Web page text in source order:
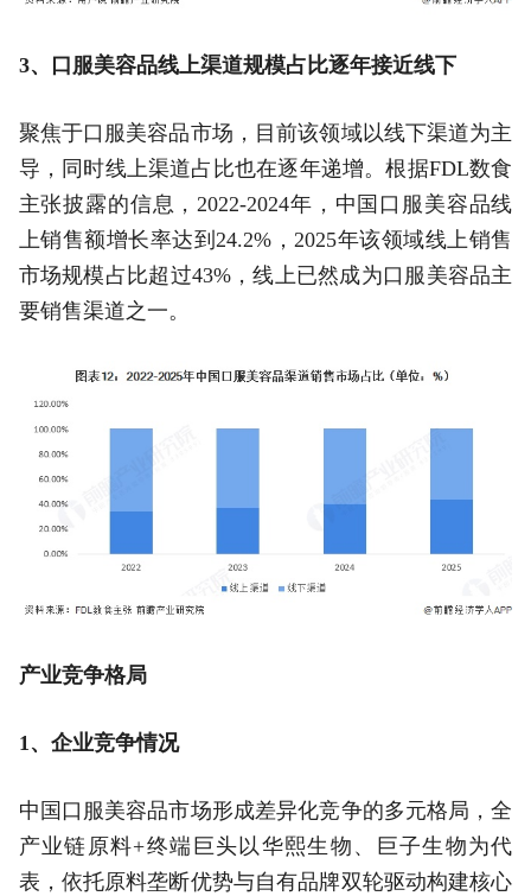
3、口服美容品线上渠道规模占比逐年接近线下
聚焦于口服美容品市场，目前该领域以线下渠道为主
导，同时线上渠道占比也在逐年递增。根据FDL数食
主张披露的信息，2022-2024年，中国口服美容品线
上销售额增长率达到24.2%，2025年该领域线上销售
市场规模占比超过43%，线上已然成为口服美容品主
要销售渠道之一。
产业竞争格局
1、企业竞争情况
中国口服美容品市场形成差异化竞争的多元格局，全
产业链原料+终端巨头以华熙生物、巨子生物为代
表，依托原料垄断优势与自有品牌双轮驱动构建核心